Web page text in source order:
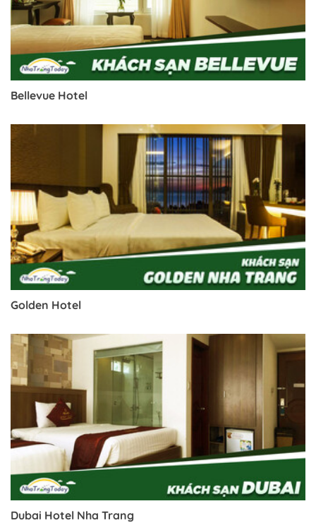
Trở về trang trước đó
Bellevue Hotel
Golden Hotel
Dubai Hotel Nha Trang